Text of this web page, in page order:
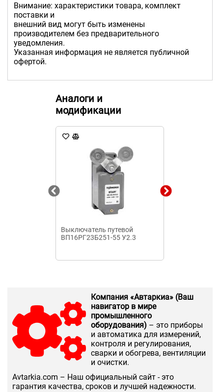
Внимание: характеристики товара, комплект
поставки и
внешний вид могут быть изменены
производителем без предварительного
уведомления.
Указанная информация не является публичной
офертой.
Аналоги и
модификации
Выключатель путевой
ВП16РГ23Б251-55 У2.3
Компания «Автаркиа» (Ваш
навигатор в мире
промышленного
оборудования) – это приборы
и автоматика для измерений,
контроля и регулирования,
сварки и обогрева, вентиляции
и очистки.
Аvtarkia.com – Наш официальный сайт - это
гарантия качества, сроков и лучшей надежности.